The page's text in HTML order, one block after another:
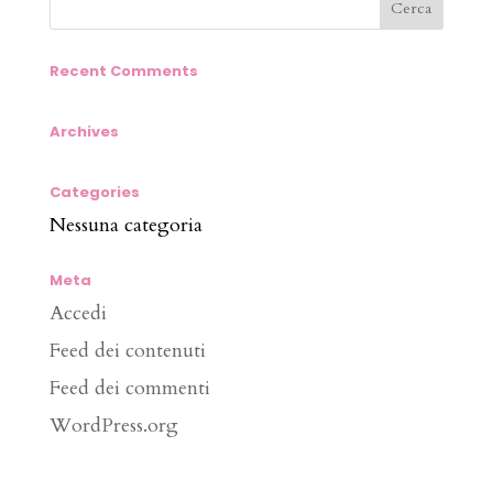
Recent Comments
Archives
Categories
Nessuna categoria
Meta
Accedi
Feed dei contenuti
Feed dei commenti
WordPress.org